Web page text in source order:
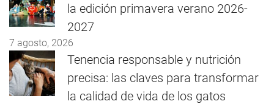
la edición primavera verano 2026-
2027
7 agosto, 2026
Tenencia responsable y nutrición
precisa: las claves para transformar
la calidad de vida de los gatos